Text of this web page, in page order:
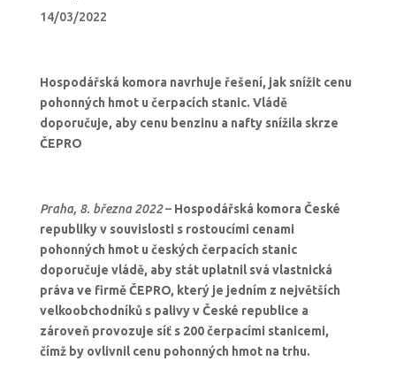
14/03/2022
Hospodářská komora navrhuje řešení, jak snížit cenu
pohonných hmot u čerpacích stanic. Vládě
doporučuje, aby cenu benzinu a nafty snížila skrze
ČEPRO
Praha, 8. března 2022– Hospodářská komora České
republiky v souvislosti s rostoucími cenami
pohonných hmot u českých čerpacích stanic
doporučuje vládě, aby stát uplatnil svá vlastnická
práva ve firmě ČEPRO, který je jedním z největších
velkoobchodníků s palivy v České republice a
zároveň provozuje síť s 200 čerpacími stanicemi,
čímž by ovlivnil cenu pohonných hmot na trhu.